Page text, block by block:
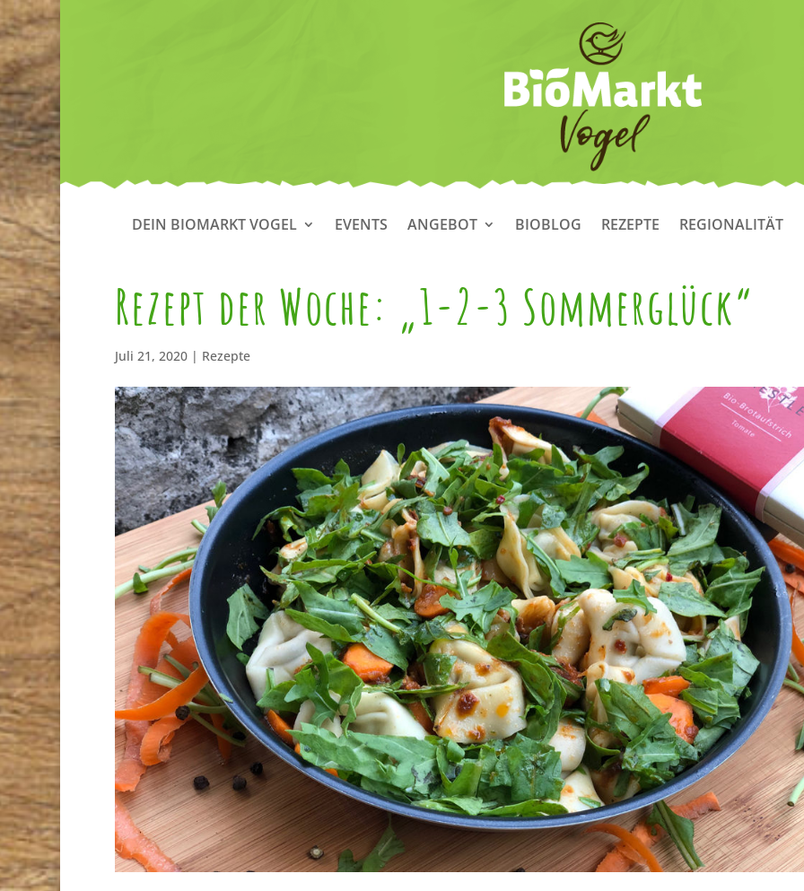
DEIN BIOMARKT VOGEL EVENTS ANGEBOT BIOBLOG REZEPTE REGIONALITÄT
Rezept der Woche: „1-2-3 Sommerglück“
Juli 21, 2020| Rezepte